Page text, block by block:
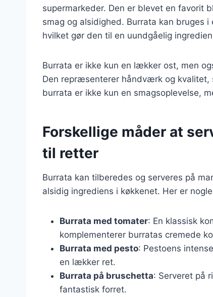
supermarkeder. Den er blevet en
smag og alsidighed. Burrata kan bruges
hvilket gør den til en uundgåelig
Burrata er ikke kun en lækker ost, men
Den repræsenterer håndværk og
burrata er ikke kun en smagsoplevelse,
Forskellige måder at
til retter
Burrata kan tilberedes og serveres på
alsidig ingrediens i køkkenet. Her er
Burrata med tomater: En klassisk
komplementerer burratas cremede
Burrata med pesto: Pestoens
en lækker ret.
Burrata på bruschetta: Serveret på
fantastisk forret.